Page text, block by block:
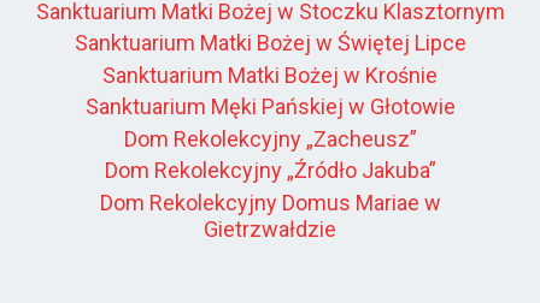
Sanktuarium Matki Bożej w Stoczku Klasztornym
Sanktuarium Matki Bożej w Świętej Lipce
Sanktuarium Matki Bożej w Krośnie
Sanktuarium Męki Pańskiej w Głotowie
Dom Rekolekcyjny „Zacheusz”
Dom Rekolekcyjny „Źródło Jakuba”
Dom Rekolekcyjny Domus Mariae w
Gietrzwałdzie